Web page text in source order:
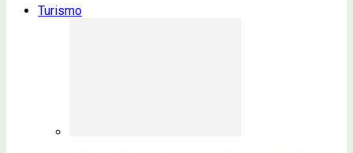
Turismo